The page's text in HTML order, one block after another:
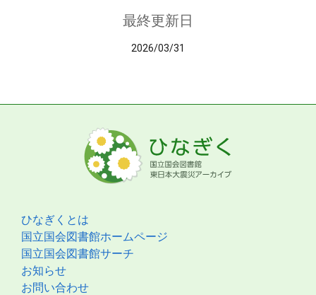
最終更新日
2026/03/31
ひなぎくとは
国立国会図書館ホームページ
国立国会図書館サーチ
お知らせ
お問い合わせ